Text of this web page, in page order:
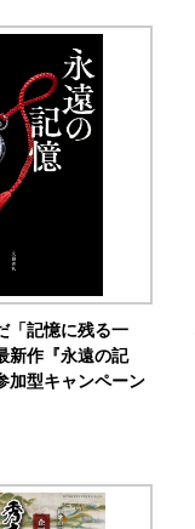
「記憶に残る一
作『永遠の記
加型キャンペーン